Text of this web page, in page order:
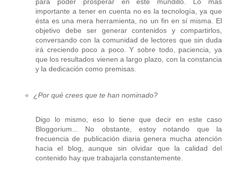
importante a tener en cuenta no es la tecnología, ya que
ésta es una mera herramienta, no un fin en sí misma. El
objetivo debe ser generar contenidos y compartirlos,
conversando con la comunidad de lectores que sin duda
irá creciendo poco a poco. Y sobre todo, paciencia, ya
que los resultados vienen a largo plazo, con la constancia
y la dedicación como premisas.
¿Por qué crees que te han nominado?
Digo lo mismo, eso lo tiene que decir en este caso
Bloggorium... No obstante, estoy notando que la
frecuencia de publicación diaria genera mucha atención
hacia el blog, aunque sin olvidar que la calidad del
contenido hay que trabajarla constantemente.